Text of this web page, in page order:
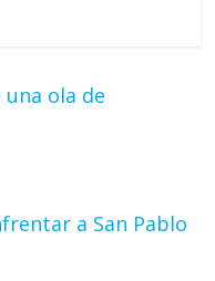
ola de
a San Pablo